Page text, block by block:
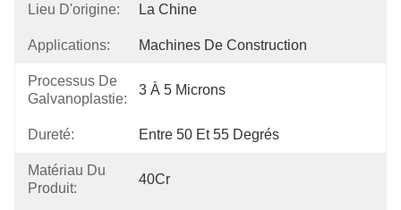
Lieu D'origine: La Chine
Applications: Machines De Construction
Processus De
Galvanoplastie:
3 À 5 Microns
Dureté: Entre 50 Et 55 Degrés
Matériau Du
Produit:
40Cr